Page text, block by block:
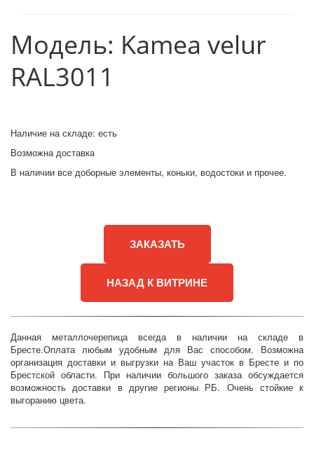
Модель: Kamea velur
RAL3011
Наличие на складе: есть
Возможна доставка
В наличии все доборные элементы, коньки, водостоки и прочее.
ЗАКАЗАТЬ
НАЗАД К ВИТРИНЕ
Данная металлочерепица всегда в наличии на складе в
Бресте.Оплата любым удобным для Вас способом. Возможна
организация доставки и выгрузки на Ваш участок в Бресте и по
Брестской области. При наличии большого заказа обсуждается
возможность доставки в другие регионы РБ. Очень стойкие к
выгоранию цвета.